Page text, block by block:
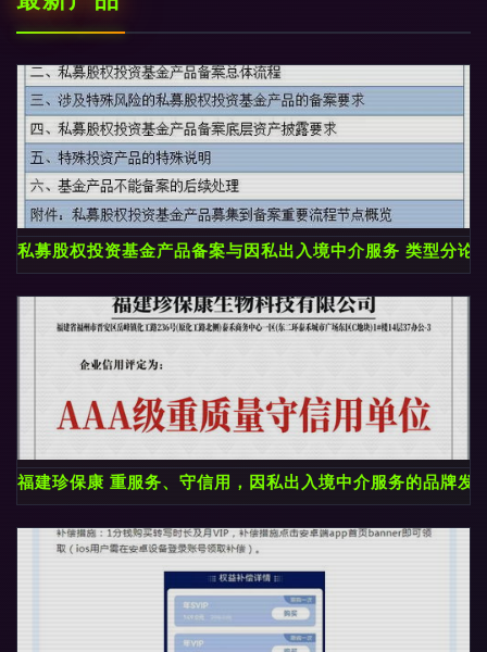
私募股权投资基金产品备案与因私出入境中介服务 类型分论
福建珍保康 重服务、守信用，因私出入境中介服务的品牌发